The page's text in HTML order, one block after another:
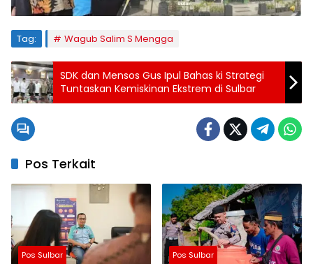
Tag: Wagub Salim S Mengga
SDK dan Mensos Gus Ipul Bahas ki Strategi
Tuntaskan Kemiskinan Ekstrem di Sulbar
Pos Terkait
Pos Sulbar Pos Sulbar